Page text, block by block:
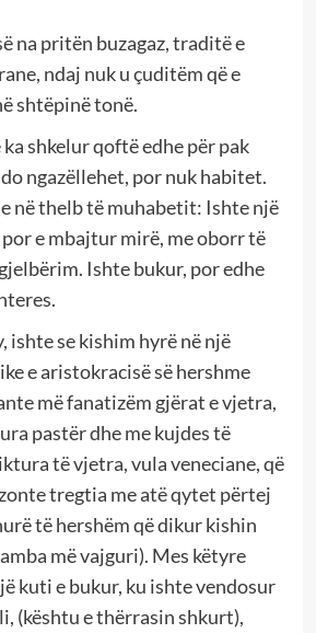
na pritën buzagaz, traditë e
ndaj nuk u çuditëm që e
shtëpinë tonë.
ka shkelur qoftë edhe për pak
do ngazëllehet, por nuk habitet.
në thelb të muhabetit: Ishte një
e mbajtur mirë, me oborr të
Ishte bukur, por edhe
ishte se kishim hyrë në një
e aristokracisë së hershme
më fanatizëm gjërat e vjetra,
pastër dhe me kujdes të
të vjetra, vula veneciane, që
tregtia me atë qytet përtej
të hershëm që dikur kishin
më vajguri). Mes këtyre
kuti e bukur, ku ishte vendosur
(kështu e thërrasin shkurt),